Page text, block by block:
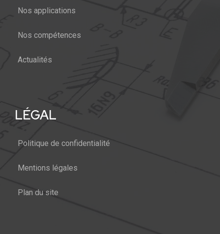
Nos applications
Nos compétences
Actualités
LÉGAL
Politique de confidentialité
Mentions légales
Plan du site